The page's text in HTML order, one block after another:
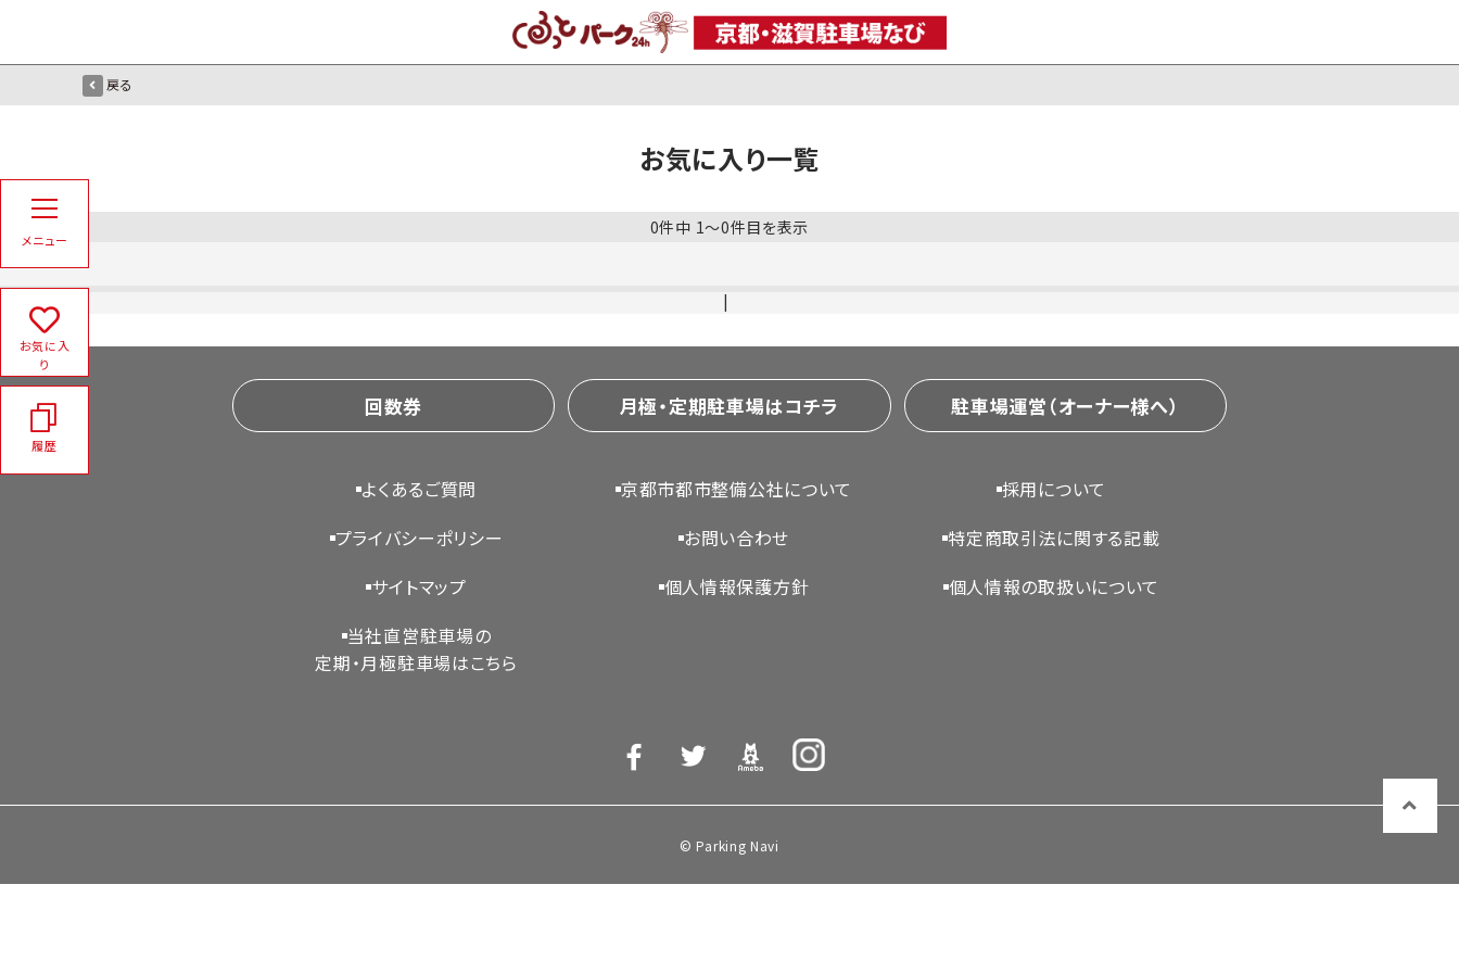
メニュー
お気に入
り
履歴
戻る
お気に入り一覧
0件中 1〜0件目を表示
回数券 月極・定期駐車場はコチラ 駐車場運営（オーナー様へ）
よくあるご質問 京都市都市整備公社について
採用について
プライバシーポリシー
お問い合わせ
特定商取引法に関する記載
サイトマップ
個人情報保護方針
個人情報の取扱いについて
当社直営駐車場の
定期・月極駐車場はこちら
© Parking Navi